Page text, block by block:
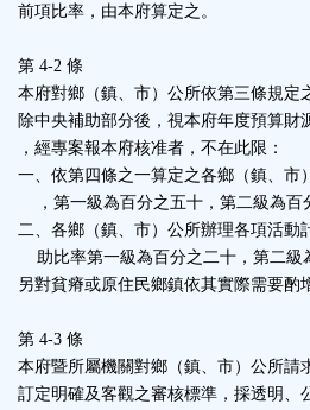
前項比率，由本府算定之。
第 4-2 條
本府對鄉（鎮、市）公所依第三條規定
除中央補助部分後，視本府年度預算財
，經專案報本府核准者，不在此限：
一、依第四條之一算定之各鄉（鎮、市
，第一級為百分之五十，第二級為百
二、各鄉（鎮、市）公所辦理各項活動
助比率第一級為百分之二十，第二級
另對貧瘠或原住民鄉鎮依其實際需要酌
第 4-3 條
本府暨所屬機關對鄉（鎮、市）公所請
訂定明確及客觀之審核標準，採透明、